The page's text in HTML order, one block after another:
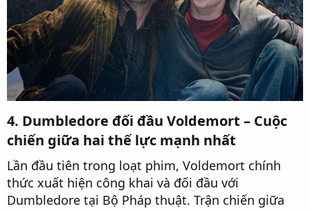
4. Dumbledore đối đầu Voldemort – Cuộc
chiến giữa hai thế lực mạnh nhất
Lần đầu tiên trong loạt phim, Voldemort chính
thức xuất hiện công khai và đối đầu với
Dumbledore tại Bộ Pháp thuật. Trận chiến giữa